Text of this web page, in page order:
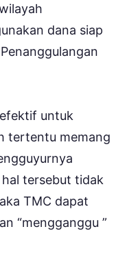
dana siap
untuk
tertentu memang
tersebut tidak
TMC dapat
“mengganggu ”